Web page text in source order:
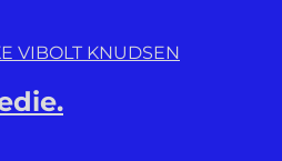
VIBOLT KNUDSEN